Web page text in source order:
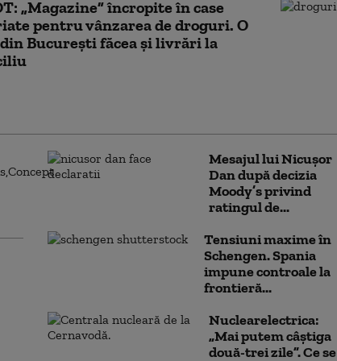
„Magazine” încropite în case
pentru vânzarea de droguri. O
București făcea și livrări la
Mesajul lui Nicușor
Dan după decizia
Moody’s privind
ratingul de...
Tensiuni maxime în
Schengen. Spania
impune controale la
frontieră...
Nuclearelectrica:
„Mai putem câștiga
două-trei zile”. Ce se